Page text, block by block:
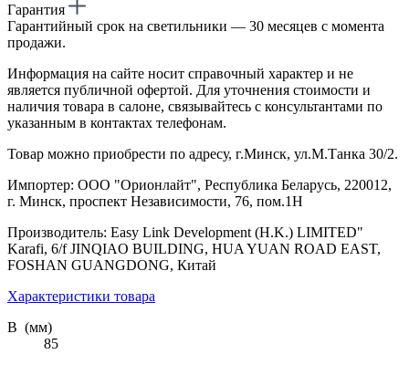
Гарантия
Гарантийный срок на светильники — 30 месяцев с момента
продажи.
Информация на сайте носит справочный характер и не
является публичной офертой. Для уточнения стоимости и
наличия товара в салоне, связывайтесь с консультантами по
указанным в контактах телефонам.
Товар можно приобрести по адресу, г.Минск, ул.М.Танка 30/2.
Импортер: ООО "Орионлайт", Республика Беларусь, 220012,
г. Минск, проспект Независимости, 76, пом.1Н
Производитель: Easy Link Development (H.K.) LIMITED"
Karafi, 6/f JINQIAO BUILDING, HUA YUAN ROAD EAST,
FOSHAN GUANGDONG, Китай
Характеристики товара
В (мм)
85